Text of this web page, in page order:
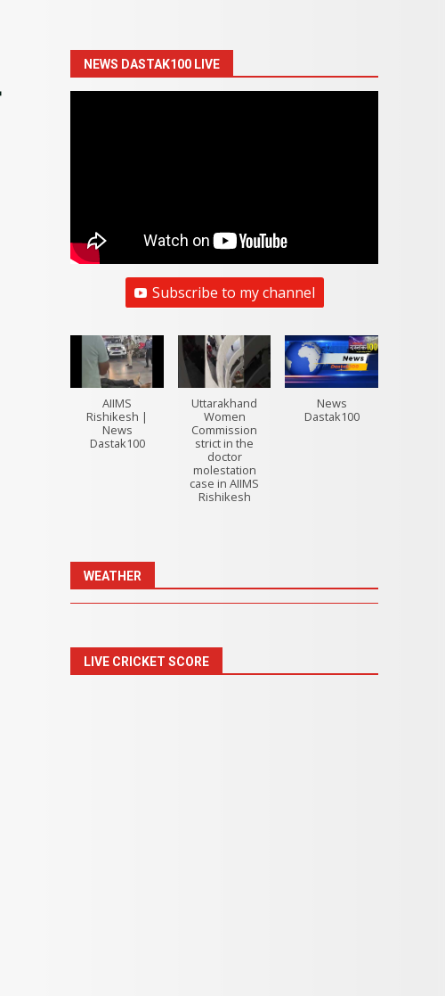
NEWS DASTAK100 LIVE
Subscribe to my channel
AIIMS
Rishikesh |
News
Dastak100
Uttarakhand
Women
Commission
strict in the
doctor
molestation
case in AIIMS
Rishikesh
News
Dastak100
WEATHER
LIVE CRICKET SCORE